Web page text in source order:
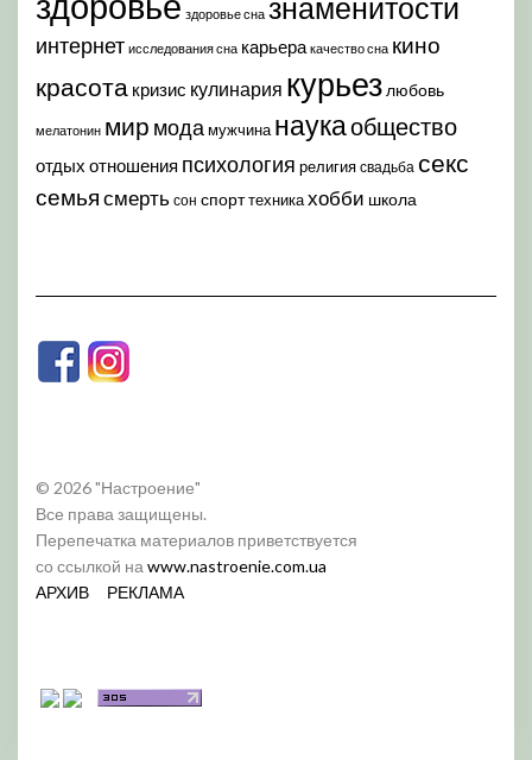
здоровье сна знаменитости
интернет исследования сна карьера качество сна кино
красота кризис кулинария курьез любовь
мелатонин мир модамужчина наукаобщество
отдых отношения психология религия свадьба секс
семья смерть сон спорттехникахобби школа
© 2026 "Настроение"
Все права защищены.
Перепечатка материалов приветствуется
со ссылкой на www.nastroenie.com.ua
АРХИВ
РЕКЛАМА